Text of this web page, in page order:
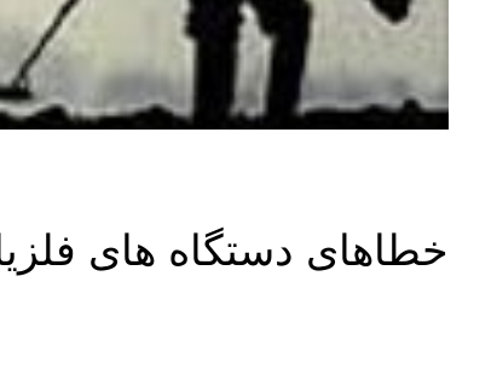
خطاهای دستگاه های